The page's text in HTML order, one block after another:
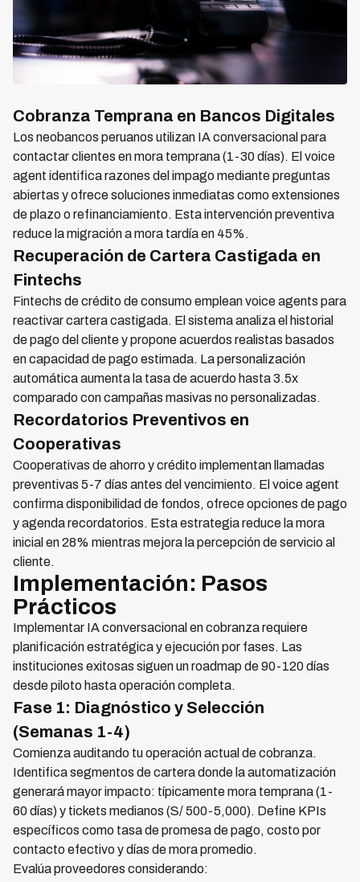
Cobranza Temprana en Bancos Digitales
Los neobancos peruanos utilizan IA conversacional para
contactar clientes en mora temprana (1-30 días). El voice
agent identifica razones del impago mediante preguntas
abiertas y ofrece soluciones inmediatas como extensiones
de plazo o refinanciamiento. Esta intervención preventiva
reduce la migración a mora tardía en 45%.
Recuperación de Cartera Castigada en
Fintechs
Fintechs de crédito de consumo emplean voice agents para
reactivar cartera castigada. El sistema analiza el historial
de pago del cliente y propone acuerdos realistas basados
en capacidad de pago estimada. La personalización
automática aumenta la tasa de acuerdo hasta 3.5x
comparado con campañas masivas no personalizadas.
Recordatorios Preventivos en
Cooperativas
Cooperativas de ahorro y crédito implementan llamadas
preventivas 5-7 días antes del vencimiento. El voice agent
confirma disponibilidad de fondos, ofrece opciones de pago
y agenda recordatorios. Esta estrategia reduce la mora
inicial en 28% mientras mejora la percepción de servicio al
cliente.
Implementación: Pasos
Prácticos
Implementar IA conversacional en cobranza requiere
planificación estratégica y ejecución por fases. Las
instituciones exitosas siguen un roadmap de 90-120 días
desde piloto hasta operación completa.
Fase 1: Diagnóstico y Selección
(Semanas 1-4)
Comienza auditando tu operación actual de cobranza.
Identifica segmentos de cartera donde la automatización
generará mayor impacto: típicamente mora temprana (1-
60 días) y tickets medianos (S/ 500-5,000). Define KPIs
específicos como tasa de promesa de pago, costo por
contacto efectivo y días de mora promedio.
Evalúa proveedores considerando: